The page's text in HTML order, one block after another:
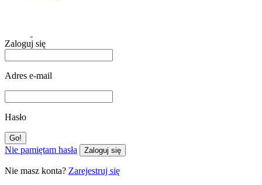
Zaloguj się
Adres e-mail
Hasło
Nie pamiętam hasła Zaloguj się
Nie masz konta? Zarejestruj się